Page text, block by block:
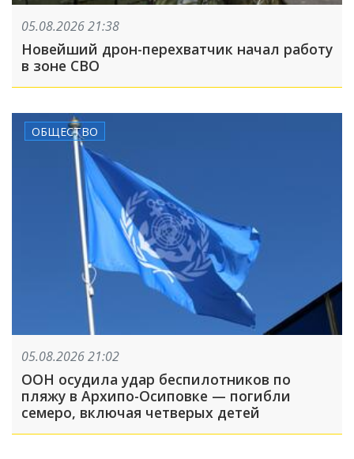
05.08.2026 21:38
Новейший дрон-перехватчик начал работу
в зоне СВО
ОБЩЕСТВО
05.08.2026 21:02
ООН осудила удар беспилотников по
пляжу в Архипо-Осиповке — погибли
семеро, включая четверых детей